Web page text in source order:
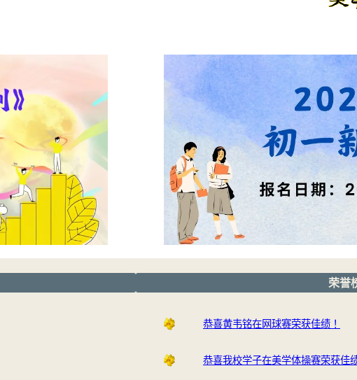
荣誉
恭喜黄韦铭在网球赛荣获佳绩！
恭喜我校学子在美学体操赛荣获佳